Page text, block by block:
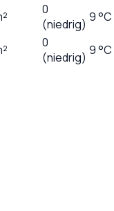
0
(niedrig) 9 °C
0
(niedrig) 9 °C